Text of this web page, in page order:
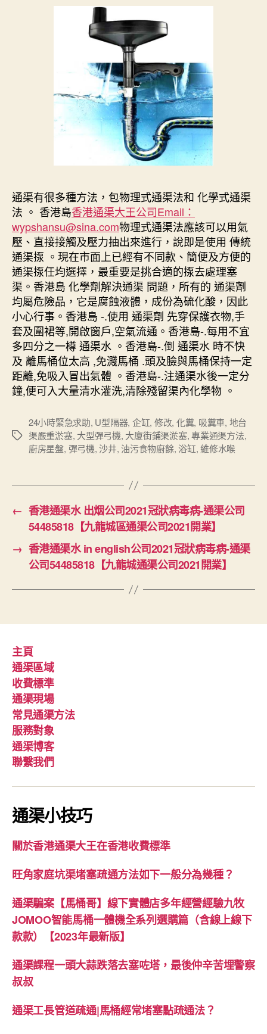
通渠有很多種方法，包物理式通渠法和 化學式通渠
法 。 香港島香港通渠大王公司Email：
wypshansu@sina.com物理式通渠法應該可以用氣
壓、直接接觸及壓力抽出來進行，說即是使用 傳統
通渠揼 。現在市面上已經有不同款、簡便及方便的
通渠揼任均選擇，最重要是挑合適的揼去處理塞
渠。香港島 化學劑解決通渠 問題，所有的 通渠劑
均屬危險品，它是腐蝕液體，成份為硫化酸，因此
小心行事。香港島 -.使用 通渠劑 先穿保護衣物,手
套及圍裙等,開啟窗戶,空氣流通。香港島-.每用不宜
多四分之一樽 通渠水 。香港島-.倒 通渠水 時不快
及 離馬桶位太高 ,免濺馬桶 .頭及臉與馬桶保持一定
距離,免吸入冒出氣體 。香港島-.注通渠水後一定分
鐘,便可入大量清水灌洗,清除殘留渠內化學物 。
Tags
24小時緊急求助, U型隔器, 企缸, 修改, 化糞, 吸糞車, 地台
渠嚴重淤塞, 大型彈弓機, 大廈街鋪渠淤塞,專業通渠方法,
廚房星盤, 彈弓機,沙井, 油污食物廚餘, 浴缸,維修水喉
← 香港通渠水 出烟公司2021冠狀病毒病-通渠公司
54485818【九龍城區通渠公司2021開業】
→ 香港通渠水 in english公司2021冠狀病毒病-通渠
公司54485818【九龍城通渠公司2021開業】
主頁
通渠區域
收費標準
通渠現場
常見通渠方法
服務對象
通渠博客
聯繫我們
通渠小技巧
關於香港通渠大王在香港收費標準
旺角家庭坑渠堵塞疏通方法如下一般分為幾種？
通渠騙案【馬桶哥】線下實體店多年經營經驗九牧
JOMOO智能馬桶一體機全系列選購篇（含線上線下
款款）【2023年最新版】
通渠課程一頭大蒜跌落去塞咗塔，最後仲辛苦埋警察
叔叔
通渠工長管道疏通|馬桶經常堵塞點疏通法？